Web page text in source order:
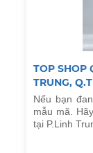
TOP SHOP
TRUNG,
Nếu bạn
mẫu mã.
tại P.Linh